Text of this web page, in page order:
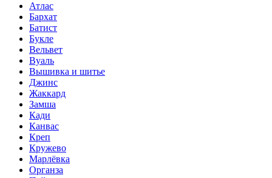
Атлас
Бархат
Батист
Букле
Вельвет
Вуаль
Вышивка и шитье
Джинс
Жаккард
Замша
Кади
Канвас
Креп
Кружево
Марлёвка
Органза